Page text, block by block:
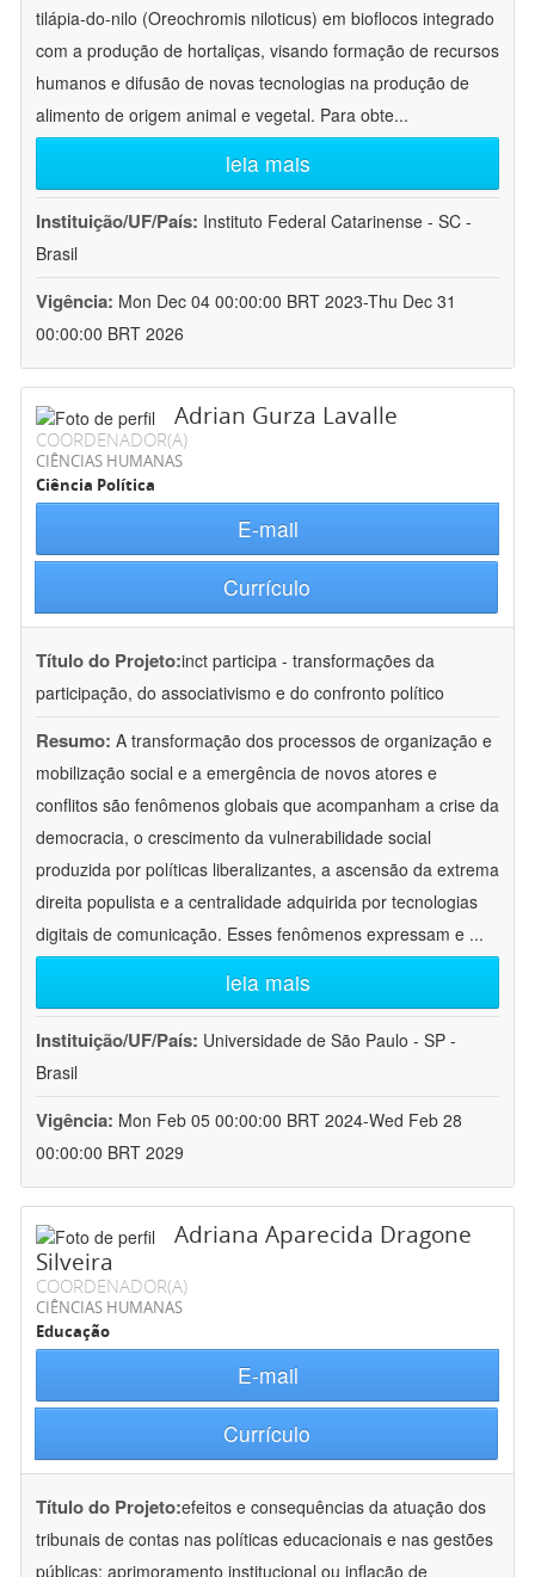
tilápia-do-nilo (Oreochromis niloticus) em bioflocos integrado
com a produção de hortaliças, visando formação de recursos
humanos e difusão de novas tecnologias na produção de
alimento de origem animal e vegetal. Para obte...
leia mais
Instituição/UF/País: Instituto Federal Catarinense - SC -
Brasil
Vigência: Mon Dec 04 00:00:00 BRT 2023-Thu Dec 31
00:00:00 BRT 2026
Adrian Gurza Lavalle
COORDENADOR(A)
CIÊNCIAS HUMANAS
Ciência Política
E-mail
Currículo
Título do Projeto:inct participa - transformações da
participação, do associativismo e do confronto político
Resumo: A transformação dos processos de organização e
mobilização social e a emergência de novos atores e
conflitos são fenômenos globais que acompanham a crise da
democracia, o crescimento da vulnerabilidade social
produzida por políticas liberalizantes, a ascensão da extrema
direita populista e a centralidade adquirida por tecnologias
digitais de comunicação. Esses fenômenos expressam e ...
leia mais
Instituição/UF/País: Universidade de São Paulo - SP -
Brasil
Vigência: Mon Feb 05 00:00:00 BRT 2024-Wed Feb 28
00:00:00 BRT 2029
Adriana Aparecida Dragone
Silveira
COORDENADOR(A)
CIÊNCIAS HUMANAS
Educação
E-mail
Currículo
Título do Projeto:efeitos e consequências da atuação dos
tribunais de contas nas políticas educacionais e nas gestões
públicas: aprimoramento institucional ou inflação de